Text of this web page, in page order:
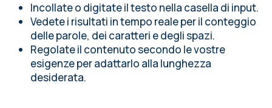
Incollate o digitate il testo nella casella di input.
Vedete i risultati in tempo reale per il conteggio
delle parole, dei caratteri e degli spazi.
Regolate il contenuto secondo le vostre
esigenze per adattarlo alla lunghezza
desiderata.